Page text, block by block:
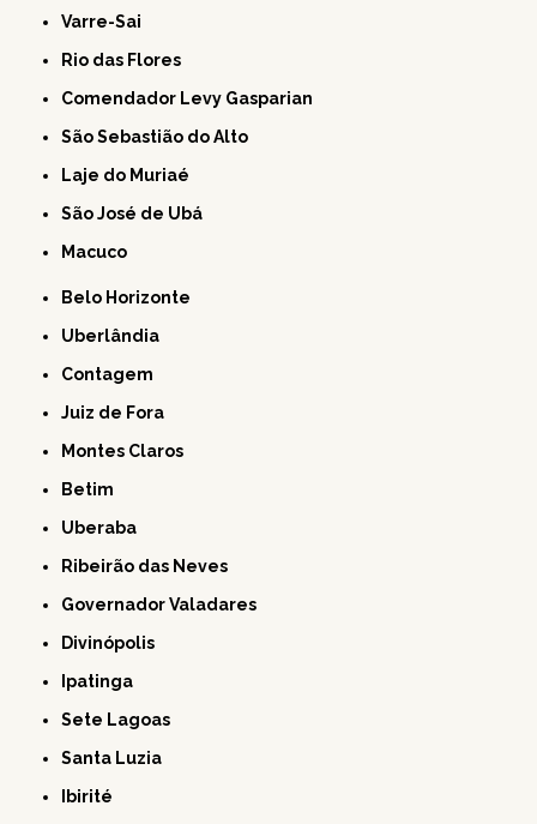
Varre-Sai
Rio das Flores
Comendador Levy Gasparian
São Sebastião do Alto
Laje do Muriaé
São José de Ubá
Macuco
Belo Horizonte
Uberlândia
Contagem
Juiz de Fora
Montes Claros
Betim
Uberaba
Ribeirão das Neves
Governador Valadares
Divinópolis
Ipatinga
Sete Lagoas
Santa Luzia
Ibirité